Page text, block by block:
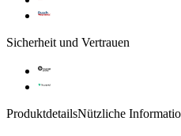
Sicherheit und Vertrauen
ProduktdetailsNützliche